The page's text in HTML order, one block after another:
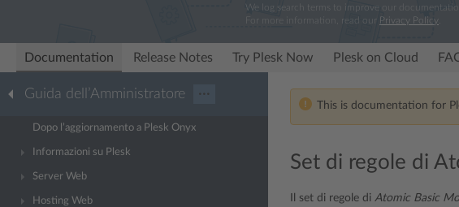
We log search terms to improve our
For more information, read our Privacy Policy
Documentation Release Notes Try Plesk Now Plesk on Cloud
Guida dell’Amministratore ···
Dopo l’aggiornamento a Plesk Onyx
Informazioni su Plesk
Server Web
Hosting Web
This is documentation for
Set di regole di
Il set di regole di Atomic Basic